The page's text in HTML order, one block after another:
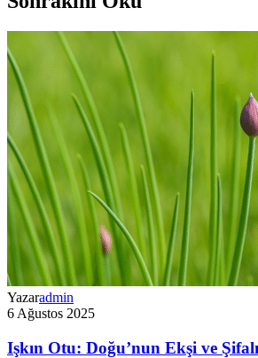
Yazaradmin
6 Ağustos 2025
Işkın Otu: Doğu’nun Ekşi ve